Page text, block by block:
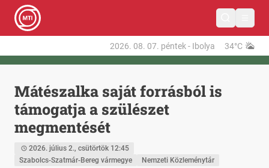
2026. 08. 07. péntek- Ibolya 34°C
Mátészalka saját forrásból is
támogatja a szülészet
megmentését
2026. július 2., csütörtök 12:45
Szabolcs-Szatmár-Bereg vármegye
Nemzeti Közleménytár